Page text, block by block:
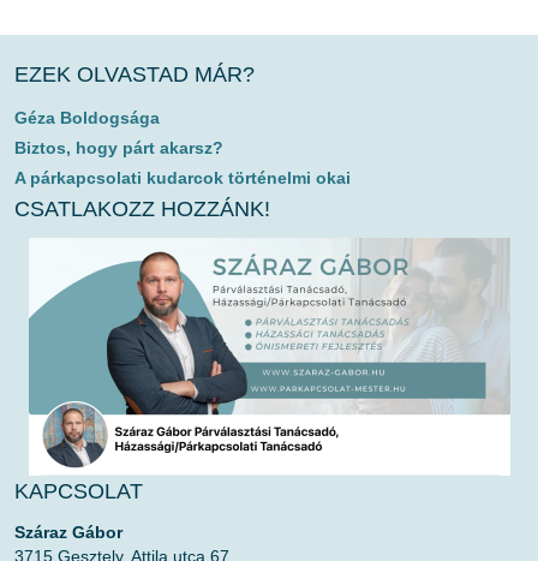
EZEK OLVASTAD MÁR?
Géza Boldogsága
Biztos, hogy párt akarsz?
A párkapcsolati kudarcok történelmi okai
CSATLAKOZZ HOZZÁNK!
KAPCSOLAT
Száraz Gábor
3715 Gesztely, Attila utca 67.